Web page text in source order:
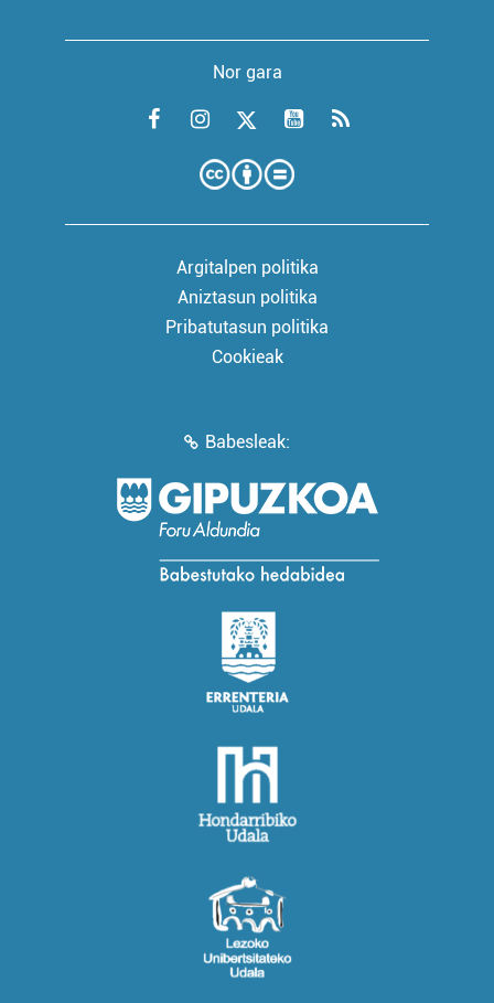
Nor gara
Argitalpen politika
Aniztasun politika
Pribatutasun politika
Cookieak
Babesleak: